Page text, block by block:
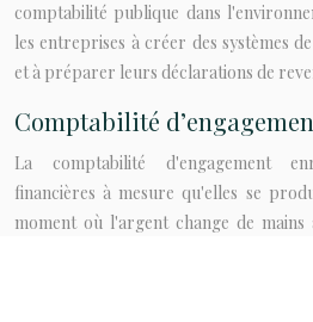
comptabilité publique dans
les entreprises à créer des systèmes
et à préparer leurs déclarations de
Comptabilité
La comptabilité d'engagement
financières à mesure qu'elles se
moment où l'argent change de